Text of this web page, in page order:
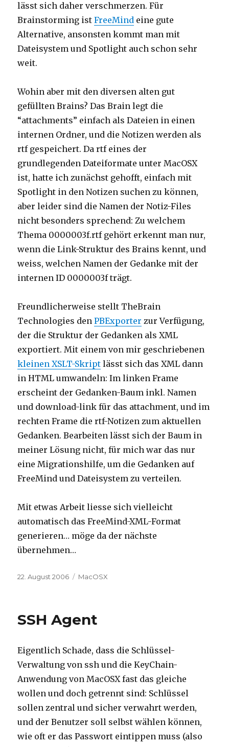
lässt sich daher verschmerzen. Für
Brainstorming istFreeMind eine gute
Alternative, ansonsten kommt man mit
Dateisystem und Spotlight auch schon sehr
weit.
Wohin aber mit den diversen alten gut
gefüllten Brains? Das Brain legt die
“attachments” einfach als Dateien in einen
internen Ordner, und die Notizen werden als
rtf gespeichert. Da rtf eines der
grundlegenden Dateiformate unter MacOSX
ist, hatte ich zunächst gehofft, einfach mit
Spotlight in den Notizen suchen zu können,
aber leider sind die Namen der Notiz-Files
nicht besonders sprechend: Zu welchem
Thema 0000003f.rtf gehört erkennt man nur,
wenn die Link-Struktur des Brains kennt, und
weiss, welchen Namen der Gedanke mit der
internen ID 0000003f trägt.
Freundlicherweise stellt TheBrain
Technologies denPBExporter zur Verfügung,
der die Struktur der Gedanken als XML
exportiert. Mit einem von mir geschriebenen
kleinen XSLT-Skript lässt sich das XML dann
in HTML umwandeln: Im linken Frame
erscheint der Gedanken-Baum inkl. Namen
und download-link für das attachment, und im
rechten Frame die rtf-Notizen zum aktuellen
Gedanken. Bearbeiten lässt sich der Baum in
meiner Lösung nicht, für mich war das nur
eine Migrationshilfe, um die Gedanken auf
FreeMind und Dateisystem zu verteilen.
Mit etwas Arbeit liesse sich vielleicht
automatisch das FreeMind-XML-Format
generieren… möge da der nächste
übernehmen…
Posted
22. August 2006 Categories
MacOSX
SSH Agent
Eigentlich Schade, dass die Schlüssel-
Verwaltung von ssh und die KeyChain-
Anwendung von MacOSX fast das gleiche
wollen und doch getrennt sind: Schlüssel
sollen zentral und sicher verwahrt werden,
und der Benutzer soll selbst wählen können,
wie oft er das Passwort eintippen muss (also